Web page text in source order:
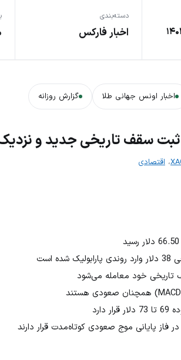
دسته‌بندی
اخبار فارکس
اخبار اونس جهانی طلا گزارش روزانه
سقف تاریخی جدید و
، اقتصادی
پایانی موج صعودی کوتاه‌مدت قرار دارند